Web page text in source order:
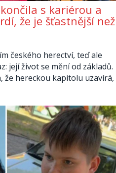
s kariérou a
že je šťastnější než
českého herectví, teď ale
její život se mění od základů.
že hereckou kapitolu uzavírá,